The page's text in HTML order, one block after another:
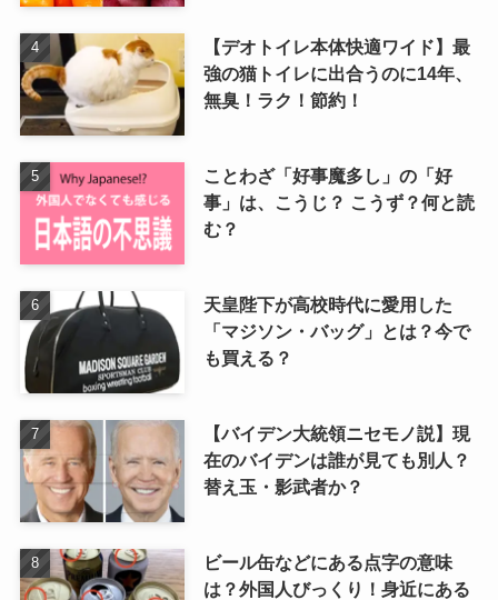
【デオトイレ本体快適ワイド】最
強の猫トイレに出合うのに14年、
無臭！ラク！節約！
ことわざ「好事魔多し」の「好
事」は、こうじ？ こうず？何と読
む？
天皇陛下が高校時代に愛用した
「マジソン・バッグ」とは？今で
も買える？
【バイデン大統領ニセモノ説】現
在のバイデンは誰が見ても別人？
替え玉・影武者か？
ビール缶などにある点字の意味
は？外国人びっくり！身近にある